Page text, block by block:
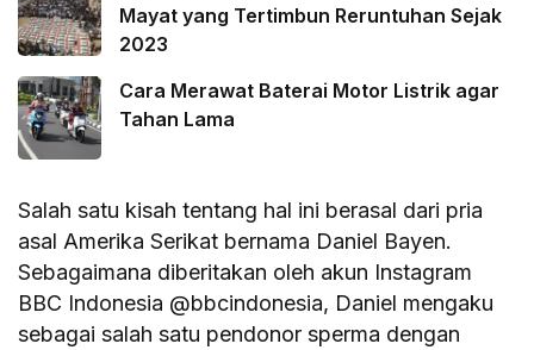
Mayat yang Tertimbun Reruntuhan Sejak
2023
Cara Merawat Baterai Motor Listrik agar
Tahan Lama
Salah satu kisah tentang hal ini berasal dari pria
asal Amerika Serikat bernama Daniel Bayen.
Sebagaimana diberitakan oleh akun Instagram
BBC Indonesia @bbcindonesia, Daniel mengaku
sebagai salah satu pendonor sperma dengan